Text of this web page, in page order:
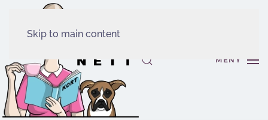
Skip to main content
MENY